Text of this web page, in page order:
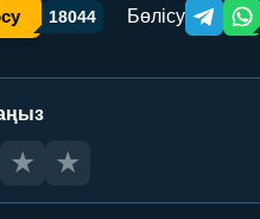
18044 Бөлісу
★ ★